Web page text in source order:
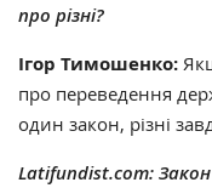
про різні?
Ігор Тимошенко:
про переведення
один закон, різні
Latifundist.com: